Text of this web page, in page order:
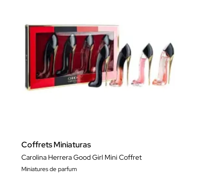
Coffrets Miniaturas
Carolina Herrera Good Girl Mini Coffret
Miniatures de parfum